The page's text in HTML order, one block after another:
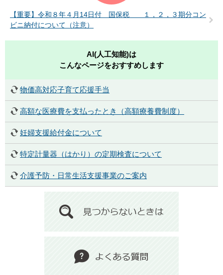
【重要】令和８年４月14日付 国保税 １，２，３期分コン
ビニ納付について（注意）
AI(人工知能)は
こんなページをおすすめします
物価高対応子育て応援手当
高額な医療費を支払ったとき（高額療養費制度）
妊婦支援給付金について
特定計量器（はかり）の定期検査について
介護予防・日常生活支援事業のご案内